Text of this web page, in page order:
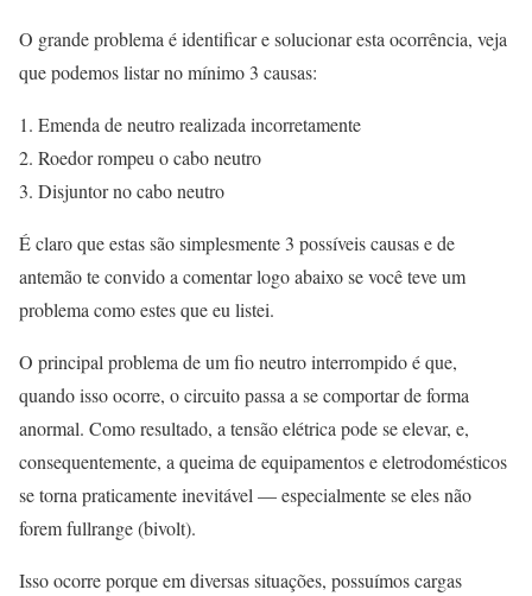
O grande problema é identificar e solucionar esta ocorrência, veja
que podemos listar no mínimo 3 causas:
Emenda de neutro realizada incorretamente
Roedor rompeu o cabo neutro
Disjuntor no cabo neutro
É claro que estas são simplesmente 3 possíveis causas e de
antemão te convido a comentar logo abaixo se você teve um
problema como estes que eu listei.
O principal problema de um fio neutro interrompido é que,
quando isso ocorre, o circuito passa a se comportar de forma
anormal. Como resultado, a tensão elétrica pode se elevar, e,
consequentemente, a queima de equipamentos e eletrodomésticos
se torna praticamente inevitável — especialmente se eles não
forem fullrange (bivolt).
Isso ocorre porque em diversas situações, possuímos cargas